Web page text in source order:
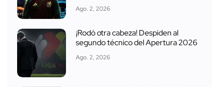
Ago. 2, 2026
¡Rodó otra cabeza! Despiden al
segundo técnico del Apertura 2026
Ago. 2, 2026